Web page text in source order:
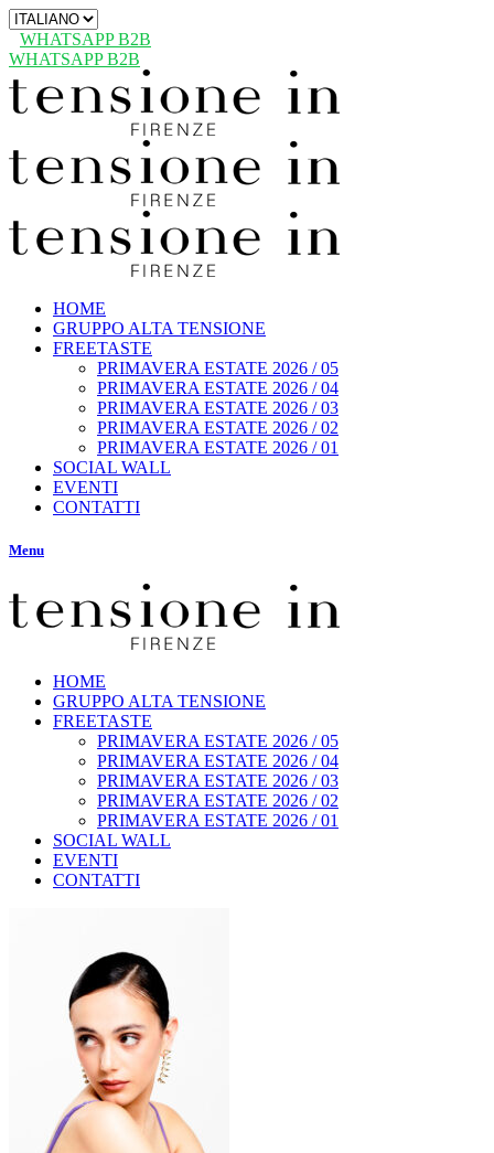
Scegli
una
lingua
WHATSAPP B2B
WHATSAPP B2B
HOME
GRUPPO ALTA TENSIONE
FREETASTE
PRIMAVERA ESTATE 2026 / 05
PRIMAVERA ESTATE 2026 / 04
PRIMAVERA ESTATE 2026 / 03
PRIMAVERA ESTATE 2026 / 02
PRIMAVERA ESTATE 2026 / 01
SOCIAL WALL
EVENTI
CONTATTI
Menu
HOME
GRUPPO ALTA TENSIONE
FREETASTE
PRIMAVERA ESTATE 2026 / 05
PRIMAVERA ESTATE 2026 / 04
PRIMAVERA ESTATE 2026 / 03
PRIMAVERA ESTATE 2026 / 02
PRIMAVERA ESTATE 2026 / 01
SOCIAL WALL
EVENTI
CONTATTI